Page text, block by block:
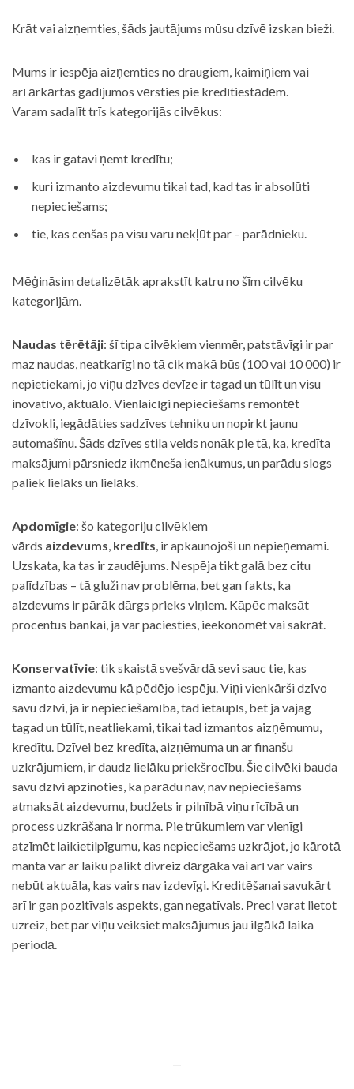
Krāt vai aizņemties, šāds jautājums mūsu dzīvē izskan bieži.
Mums ir iespēja aizņemties no draugiem, kaimiņiem vai
arī ārkārtas gadījumos vērsties pie kredītiestādēm.
Varam sadalīt trīs kategorijās cilvēkus:
kas ir gatavi ņemt kredītu;
kuri izmanto aizdevumu tikai tad, kad tas ir absolūti
nepieciešams;
tie, kas cenšas pa visu varu nekļūt par – parādnieku.
Mēģināsim detalizētāk aprakstīt katru no šīm cilvēku
kategorijām.
Naudas tērētāji: šī tipa cilvēkiem vienmēr, patstāvīgi ir par
maz naudas, neatkarīgi no tā cik makā būs (100 vai 10 000) ir
nepietiekami, jo viņu dzīves devīze ir tagad un tūlīt un visu
inovatīvo, aktuālo. Vienlaicīgi nepieciešams remontēt
dzīvokli, iegādāties sadzīves tehniku un nopirkt jaunu
automašīnu. Šāds dzīves stila veids nonāk pie tā, ka, kredīta
maksājumi pārsniedz ikmēneša ienākumus, un parādu slogs
paliek lielāks un lielāks.
Apdomīgie: šo kategoriju cilvēkiem
vārds aizdevums, kredīts, ir apkaunojoši un nepieņemami.
Uzskata, ka tas ir zaudējums. Nespēja tikt galā bez citu
palīdzības – tā gluži nav problēma, bet gan fakts, ka
aizdevums ir pārāk dārgs prieks viņiem. Kāpēc maksāt
procentus bankai, ja var paciesties, ieekonomēt vai sakrāt.
Konservatīvie: tik skaistā svešvārdā sevi sauc tie, kas
izmanto aizdevumu kā pēdējo iespēju. Viņi vienkārši dzīvo
savu dzīvi, ja ir nepieciešamība, tad ietaupīs, bet ja vajag
tagad un tūlīt, neatliekami, tikai tad izmantos aizņēmumu,
kredītu. Dzīvei bez kredīta, aizņēmuma un ar finanšu
uzkrājumiem, ir daudz lielāku priekšrocību. Šie cilvēki bauda
savu dzīvi apzinoties, ka parādu nav, nav nepieciešams
atmaksāt aizdevumu, budžets ir pilnībā viņu rīcībā un
process uzkrāšana ir norma. Pie trūkumiem var vienīgi
atzīmēt laikietilpīgumu, kas nepieciešams uzkrājot, jo kārotā
manta var ar laiku palikt divreiz dārgāka vai arī var vairs
nebūt aktuāla, kas vairs nav izdevīgi. Kreditēšanai savukārt
arī ir gan pozitīvais aspekts, gan negatīvais. Preci varat lietot
uzreiz, bet par viņu veiksiet maksājumus jau ilgākā laika
periodā.